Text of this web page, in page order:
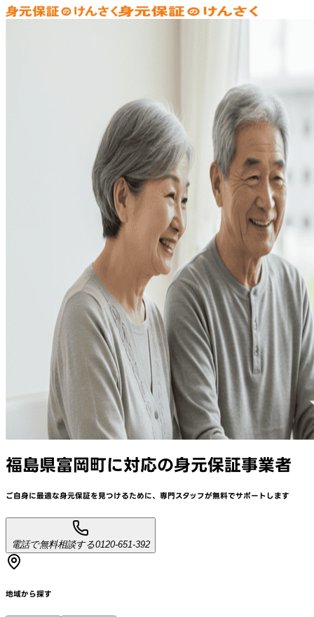
福島県富岡町に対応の身元保証事業者
ご自身に最適な身元保証を見つけるために、 専門スタッフが無料でサポートします
電話で無料相談する0120-651-392
地域から探す